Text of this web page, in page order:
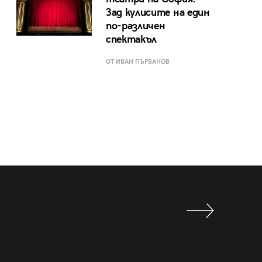
Зад кулисите на един
по-различен
спектакъл
ОТ ИВАН ПЪРВАНОВ